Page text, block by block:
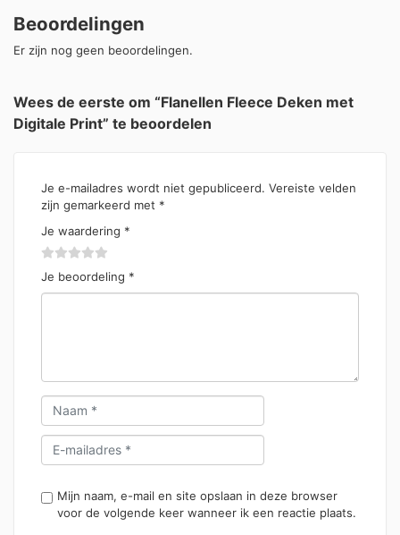
Beoordelingen
Er zijn nog geen beoordelingen.
Wees de eerste om “Flanellen Fleece Deken met
Digitale Print” te beoordelen
Je e-mailadres wordt niet gepubliceerd. Vereiste velden
zijn gemarkeerd met *
Je waardering *
Je beoordeling *
Mijn naam, e-mail en site opslaan in deze browser
voor de volgende keer wanneer ik een reactie plaats.